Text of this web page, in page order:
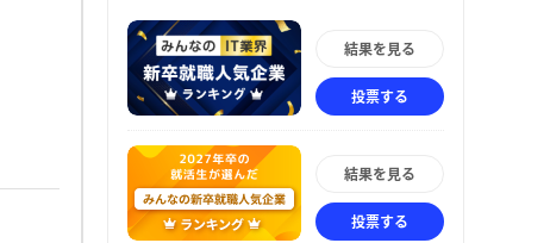
結果を見る
投票する
結果を見る
投票する